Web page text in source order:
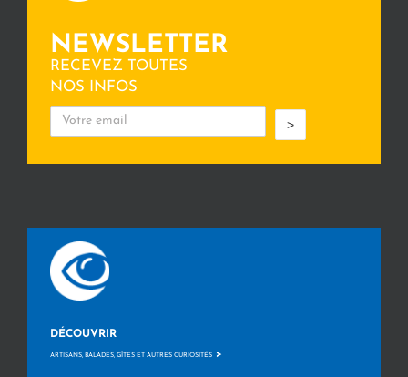
NEWSLETTER
RECEVEZ TOUTES
NOS INFOS
>
DÉCOUVRIR
ARTISANS, BALADES, GÎTES ET AUTRES CURIOSITÉS >